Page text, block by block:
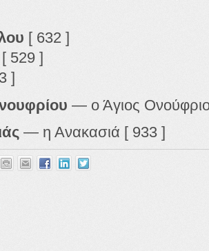
[ 632 ]
529 ]
]
— ο Άγιος
— η Ανακασιά [ 933 ]